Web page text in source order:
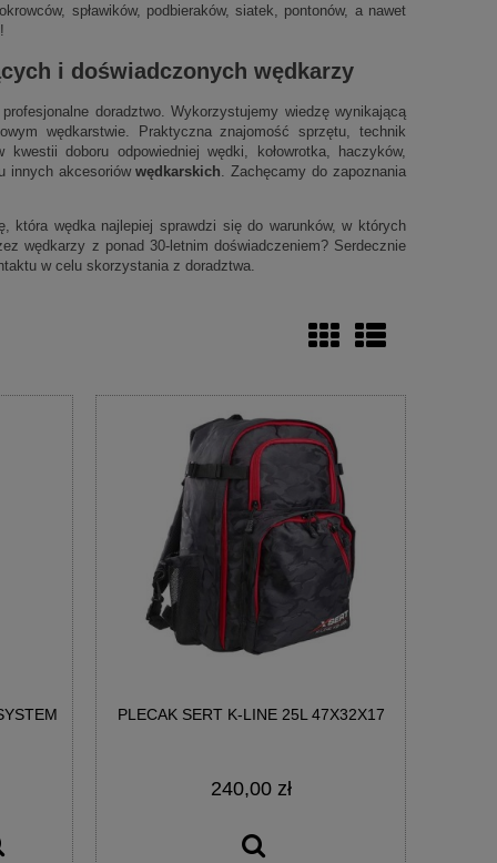
spławików, podbieraków, siatek, pontonów, a nawet
i doświadczonych wędkarzy
doradztwo. Wykorzystujemy wiedzę wynikającą
wędkarstwie. Praktyczna znajomość sprzętu, technik
doboru odpowiedniej wędki, kołowrotka, haczyków,
innych akcesoriówwędkarskich. Zachęcamy do zapoznania
która wędka najlepiej sprawdzi się do warunków, w których
wędkarzy z ponad 30-letnim doświadczeniem? Serdecznie
w celu skorzystania z doradztwa.
PLECAK SERT K-LINE 25L 47X32X17
240,00 zł